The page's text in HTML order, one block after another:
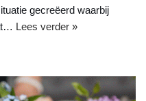
gecreëerd waarbij
Lees verder »